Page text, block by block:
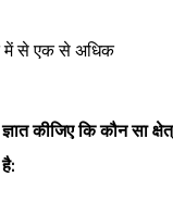
में से एक से अधिक
कीजिए कि कौन सा